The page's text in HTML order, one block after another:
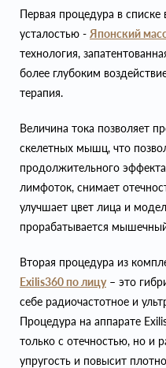
Первая процедура в
усталостью - Японский
технология,
более глубоким
терапия.
Величина тока позволяет
скелетных мышц, что
продолжительного
лимфоток, снимает
улучшает цвет лица и
прорабатывается
Вторая процедура из
Exilis360 по лицу– это
себе радиочастотное и
Процедура на аппарате
только с отечностью, но и
упругость и повысит